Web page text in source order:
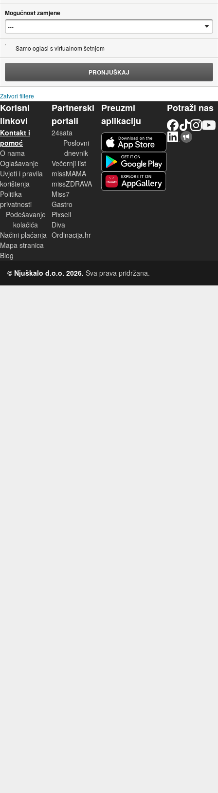
Mogućnost zamjene
Samo oglasi s virtualnom šetnjom
PRONJUŠKAJ
Zatvori filtere
Korisni
linkovi
Kontakt i
pomoć
O nama
Oglašavanje
Uvjeti i pravila
korištenja
Politika
privatnosti
Podešavanje
kolačića
Načini plaćanja
Mapa stranica
Blog
Partnerski
portali
24sata
Poslovni
dnevnik
Večernji list
missMAMA
missZDRAVA
Miss7
Gastro
Pixsell
Diva
Ordinacija.hr
Preuzmi
aplikaciju
Potraži nas
© Njuškalo d.o.o. 2026. Sva prava pridržana.